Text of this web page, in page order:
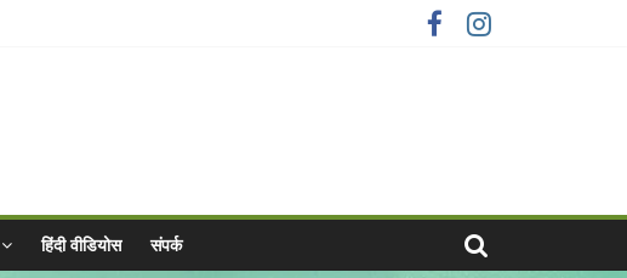
हिंदी वीडियोस संपर्क